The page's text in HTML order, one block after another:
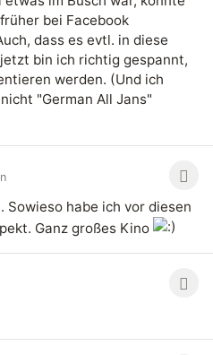
bei Facebook
dass es evtl. in diese
bin ich richtig gespannt,
werden. (Und ich
"German All Jans"
Sowieso habe ich vor diesen
Ganz großes Kino